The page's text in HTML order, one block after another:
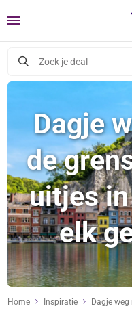
Menu
Zoek je deal
Dagje
de
uitjes
elk
Home Inspiratie